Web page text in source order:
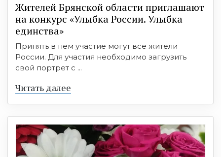
Жителей Брянской области приглашают
на конкурс «Улыбка России. Улыбка
единства»
Принять в нем участие могут все жители
России. Для участия необходимо загрузить
свой портрет с ...
Читать далее